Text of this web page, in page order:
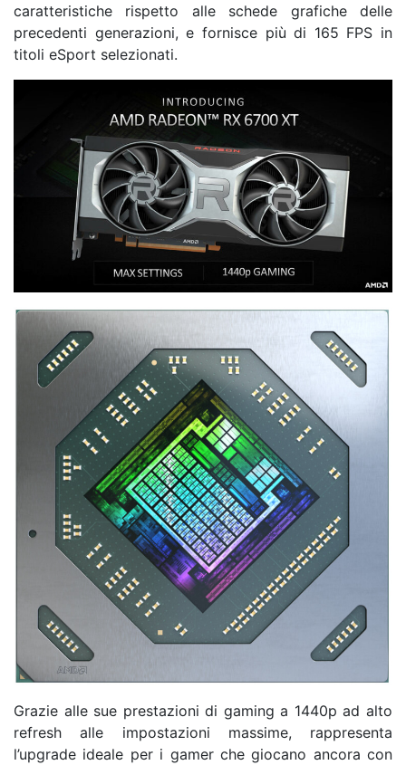
caratteristiche rispetto alle schede grafiche delle
precedenti generazioni, e fornisce più di 165 FPS in
titoli eSport selezionati.
Grazie alle sue prestazioni di gaming a 1440p ad alto
refresh alle impostazioni massime, rappresenta
l’upgrade ideale per i gamer che giocano ancora con